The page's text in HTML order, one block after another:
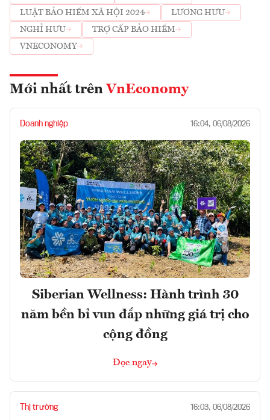
LUẬT BẢO HIỂM XÃ HỘI 2024
LƯƠNG HƯU
NGHỈ HƯU
TRỢ CẤP BẢO HIỂM
VNECONOMY
Mới nhất trên VnEconomy
Doanh nghiệp 16:04, 06/08/2026
Siberian Wellness: Hành trình 30
năm bền bỉ vun đắp những giá trị cho
cộng đồng
Đọc ngay
Thị trường 16:03, 06/08/2026